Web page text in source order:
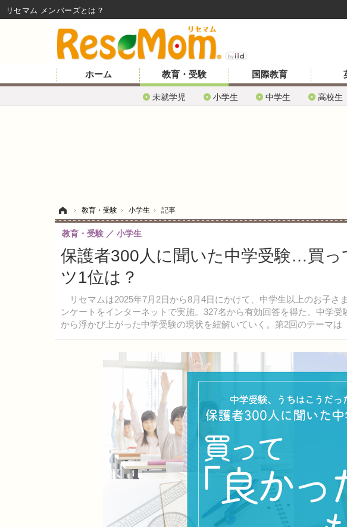
ホーム 教育・受験
未就学児 小学生 中学生 高校生
国際教育
› 教育・受験 › 小学生 › 記事
保護者300人に聞いた中学受験…買っ
ツ1位は？
リセマムは2025年7月2日から8月4日にかけて、中学生以上のお子さ
ンケートをインターネットで実施。327名から有効回答を得た。中学
から浮かび上がった中学受験の現状を紐解いていく。第2回のテーマは
教育・受験 小学生
リセマム メンバーズ